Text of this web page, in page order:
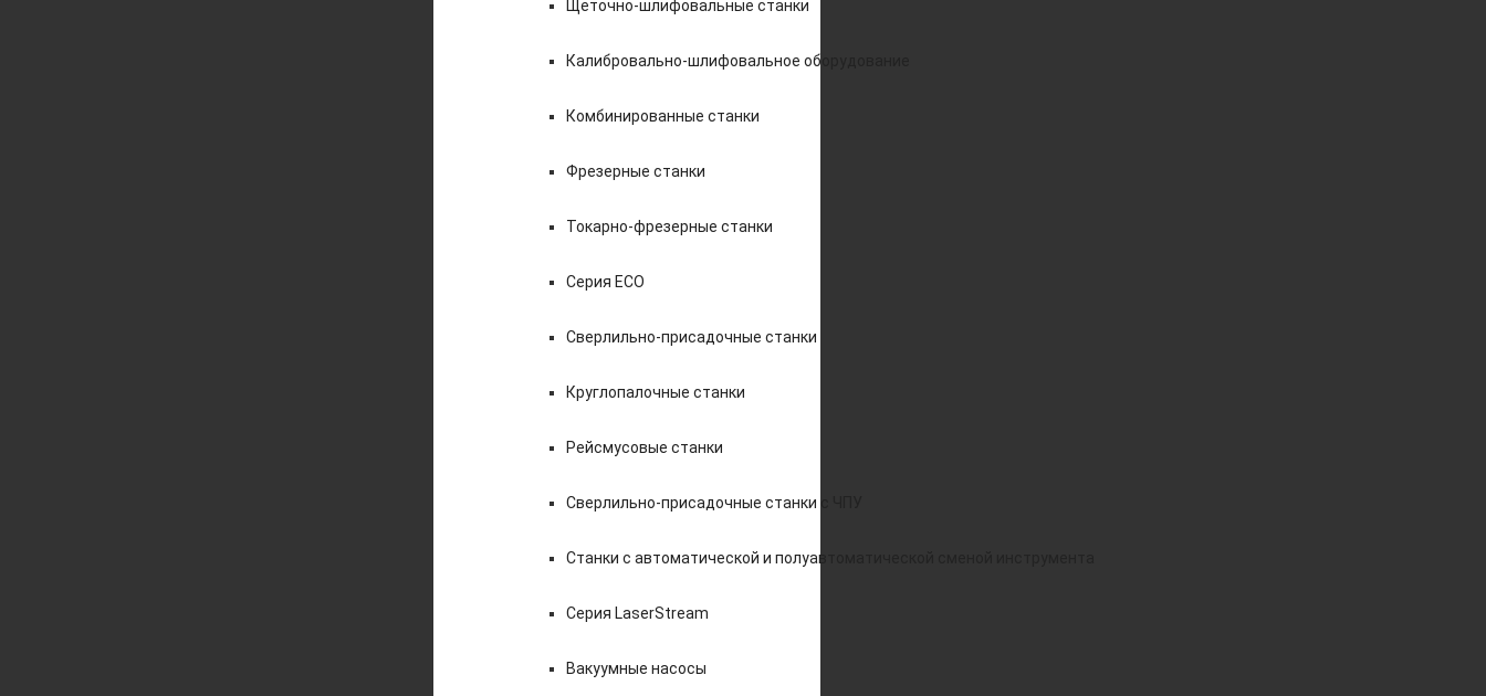
Щеточно-шлифовальные станки
Калибровально-шлифовальное оборудование
Комбинированные станки
Фрезерные станки
Токарно-фрезерные станки
Серия ECO
Сверлильно-присадочные станки
Круглопалочные станки
Рейсмусовые станки
Сверлильно-присадочные станки с ЧПУ
Станки с автоматической и полуавтоматической сменой инструмента
Серия LaserStream
Вакуумные насосы